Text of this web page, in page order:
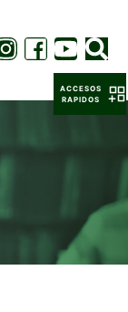
ACCESOS
RAPIDOS